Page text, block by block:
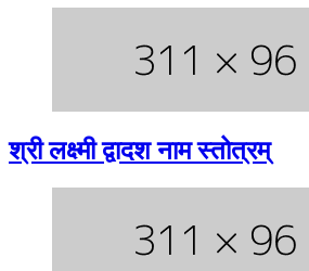
श्री लक्ष्मी द्वादश नाम स्तोत्रम्